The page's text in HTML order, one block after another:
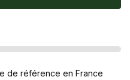
de référence en France